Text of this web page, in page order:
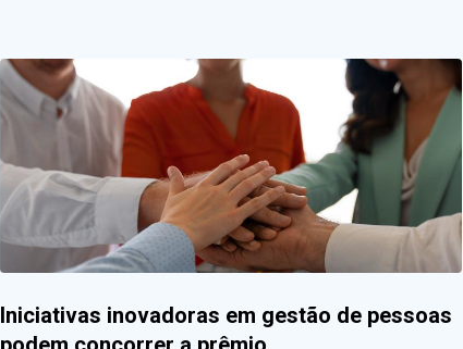
Iniciativas inovadoras em gestão de pessoas